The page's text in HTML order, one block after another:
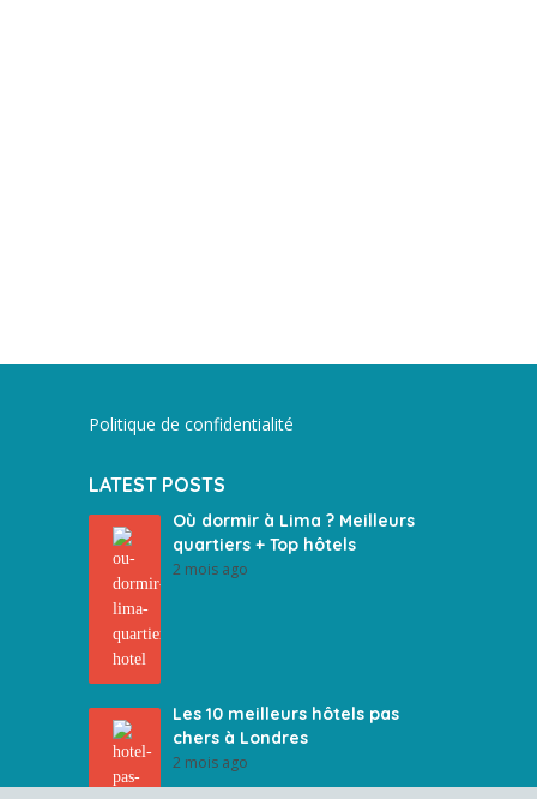
Politique de confidentialité
LATEST POSTS
Où dormir à Lima ? Meilleurs
quartiers + Top hôtels
2 mois ago
Les 10 meilleurs hôtels pas
chers à Londres
2 mois ago